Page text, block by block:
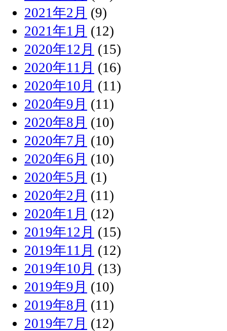
2021年2月 (9)
2021年1月 (12)
2020年12月 (15)
2020年11月 (16)
2020年10月 (11)
2020年9月 (11)
2020年8月 (10)
2020年7月 (10)
2020年6月 (10)
2020年5月 (1)
2020年2月 (11)
2020年1月 (12)
2019年12月 (15)
2019年11月 (12)
2019年10月 (13)
2019年9月 (10)
2019年8月 (11)
2019年7月 (12)